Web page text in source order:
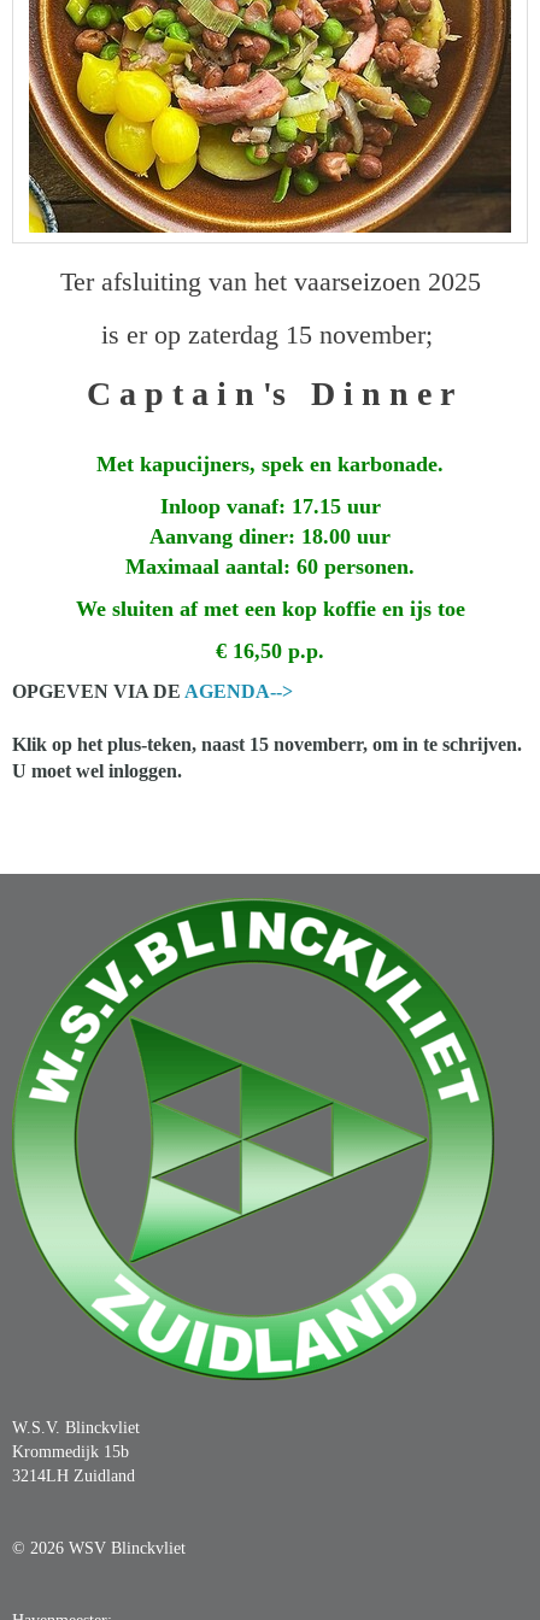
Ter afsluiting van het vaarseizoen 2025
is er op zaterdag 15 november;
C a p t a i n 's D i n n e r
Met kapucijners, spek en karbonade.
Inloop vanaf: 17.15 uur
Aanvang diner: 18.00 uur
Maximaal aantal: 60 personen.
We sluiten af met een kop koffie en ijs toe
€ 16,50 p.p.
OPGEVEN VIA DE AGENDA-->
Klik op het plus-teken, naast 15 novemberr, om in te schrijven.
U moet wel inloggen.
W.S.V. Blinckvliet
Krommedijk 15b
3214LH Zuidland
© 2026 WSV Blinckvliet